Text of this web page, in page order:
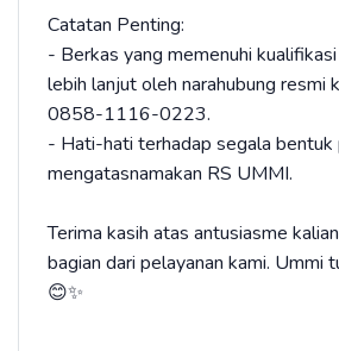
Catatan Penting:
- Berkas yang memenuhi
lebih lanjut oleh narahubung resmi
0858-1116-0223.
- Hati-hati terhadap segala bentuk
mengatasnamakan RS UMMI.
Terima kasih atas antusiasme
bagian dari pelayanan kami. Ummi
😊✨